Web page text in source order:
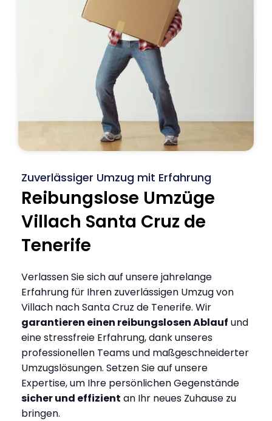
Zuverlässiger Umzug mit Erfahrung
Reibungslose Umzüge
Villach Santa Cruz de
Tenerife
Verlassen Sie sich auf unsere jahrelange
Erfahrung für Ihren zuverlässigen Umzug von
Villach nach Santa Cruz de Tenerife. Wir
garantieren einen reibungslosen Ablauf und
eine stressfreie Erfahrung, dank unseres
professionellen Teams und maßgeschneiderter
Umzugslösungen. Setzen Sie auf unsere
Expertise, um Ihre persönlichen Gegenstände
sicher und effizient an Ihr neues Zuhause zu
bringen.